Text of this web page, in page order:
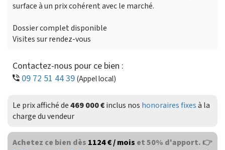
surface à un prix cohérent avec le marché.
Dossier complet disponible
Visites sur rendez-vous
Contactez-nous pour ce bien :
09 72 51 44 39(Appel local)
Le prix affiché de469 000 €inclus nos honoraires fixesà la
charge du vendeur
Achetez ce bien dès 1124 € / mois et 50% d'apport. 👉